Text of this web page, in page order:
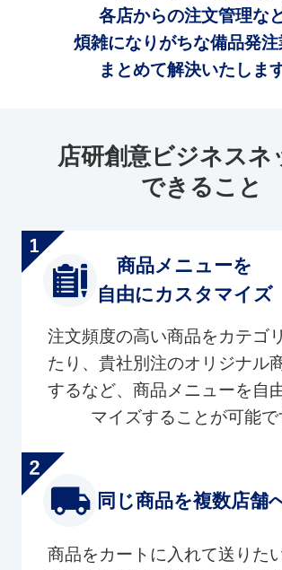
各店からの注文管理など
煩雑になりがちな備品発注
まとめて解決いたします
店研創意ビジネスネ
できること
商品メニューを
自由にカスタマイズ
注文頻度の高い商品をカテゴ
たり、貴社別注のオリジナル
するなど、商品メニューを自
マイズすることが可能で
同じ商品を複数店舗
商品をカートに入れて送りた